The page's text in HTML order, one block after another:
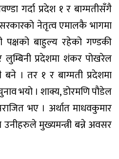
गर्दा प्रदेश १ र बाग्मतीसँगै
नेतृत्व एमालकै भागमा
पक्षको बाहुल्य रहेको गण्डकी
लुम्बिनी प्रदेशमा शंकर पोखरेल
बने । तर १ र बाग्मती प्रदेशमा
भयो । शाक्य, डोरमणि पौडेल
भए । अर्थात माधवकुमार
मुख्यमन्त्री बन्ने अवसर